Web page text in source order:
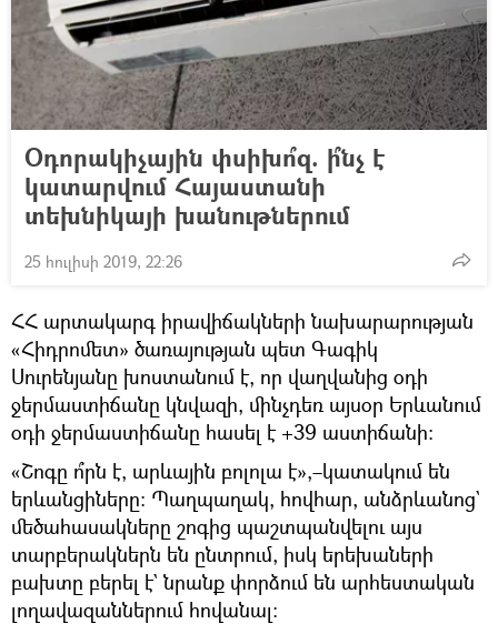
Օդորակիչային փսիխո՞զ. ի՞նչ է
կատարվում Հայաստանի
տեխնիկայի խանութներում
25 հուլիսի 2019, 22:26
ՀՀ արտակարգ իրավիճակների նախարարության
«Հիդրոմետ» ծառայության պետ Գագիկ
Սուրենյանը խոստանում է, որ վաղվանից օդի
ջերմաստիճանը կնվազի, մինչդեռ այսօր Երևանում
օդի ջերմաստիճանը հասել է +39 աստիճանի։
«Շոգը ո՞րն է, արևային բոլոլա է»,–կատակում են
երևանցիները։ Պաղպաղակ, հովհար, անձրևանոց`
մեծահասակները շոգից պաշտպանվելու այս
տարբերակներն են ընտրում, իսկ երեխաների
բախտը բերել է` նրանք փորձում են արհեստական
լողավազաններում հովանալ։